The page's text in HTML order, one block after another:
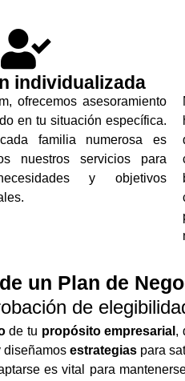
individualizada
ofrecemos asesoramiento
en tu situación específica.
familia numerosa es
nuestros servicios para
y objetivos
un Plan de
de
de tu propósito empresarial ,
diseñamos estrategias para
es vital para